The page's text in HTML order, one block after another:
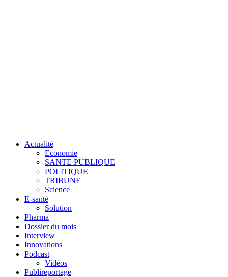
Actualité
Economie
SANTE PUBLIQUE
POLITIQUE
TRIBUNE
Science
E-santé
Solution
Pharma
Dossier du mois
Interview
Innovations
Podcast
Vidéos
Publireportage